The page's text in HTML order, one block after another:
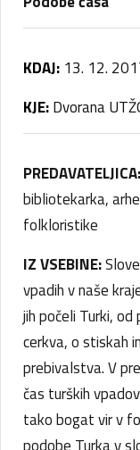
KDAJ: 13. 12.
KJE:Dvorana
PREDAVATELJICA:
bibliotekarka,
folkloristike
IZ VSEBINE:
vpadih v naše
jih počeli Turki, od
cerkva, o stiskah
prebivalstva. V
čas turških
tako bogat vir v
podobe Turka v